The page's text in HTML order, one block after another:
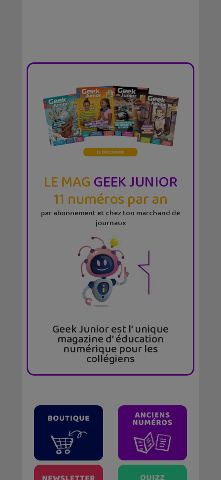
LE MAGGEEK JUNIOR
11 numéros par an
par abonnement et chez ton marchand de
journaux
Geek Junior est l’ unique
magazine d’ éducation
numérique pour les
collégiens